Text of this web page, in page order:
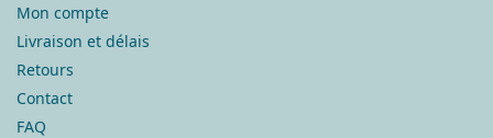
Mon compte
Livraison et délais
Retours
Contact
FAQ